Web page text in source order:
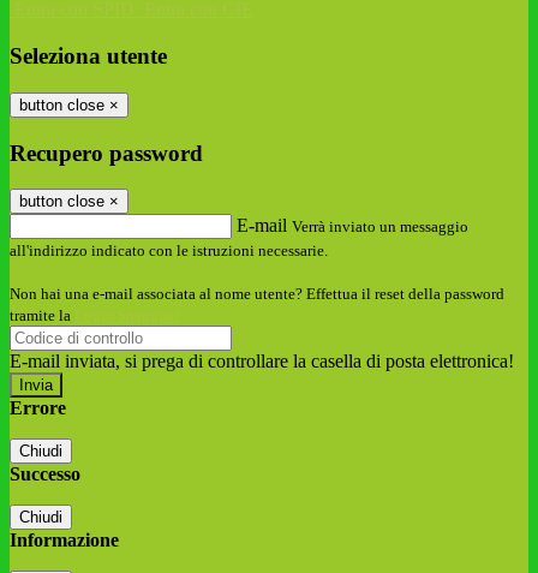
Seleziona utente
button close ×
Recupero password
button close ×
E-mail Verrà inviato un messaggio
all'indirizzo indicato con le istruzioni necessarie.
Non hai una e-mail associata al nome utente? Effettua il reset della password
tramite la
E-mail inviata, si prega di controllare la casella di posta elettronica!
Errore
Chiudi
Successo
Chiudi
Informazione